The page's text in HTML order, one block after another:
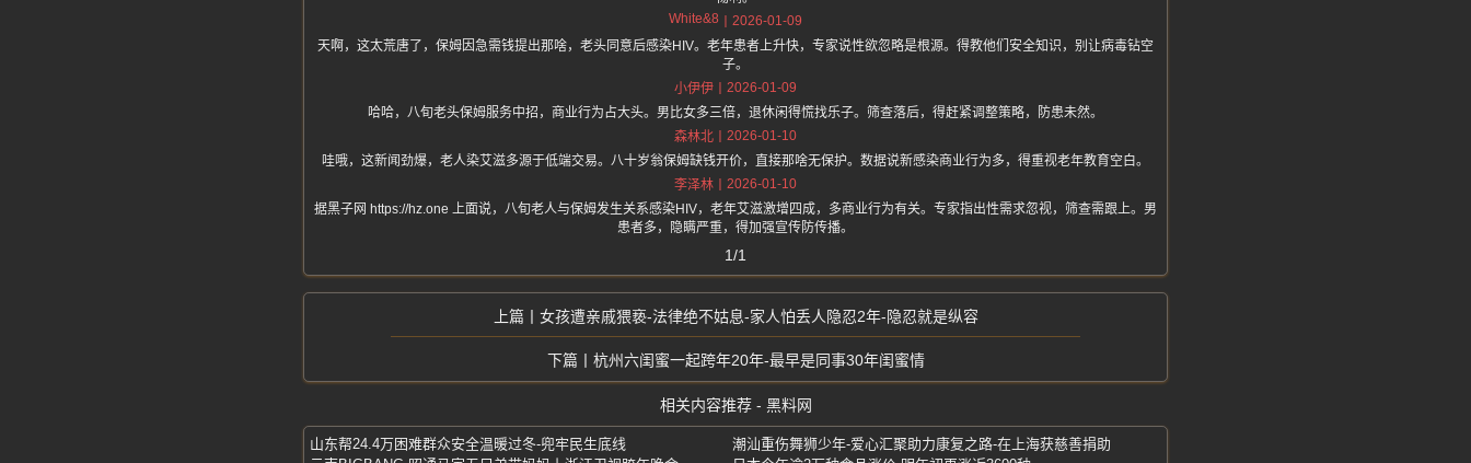
White&8
2026-01-09
天啊，这太荒唐了，保姆因急需钱提出那啥，老头同意后感染HIV。老年患者上升快，专家说性欲忽略是根源。得教他们安全知识，别让病毒钻空
子。
小伊伊
2026-01-09
哈哈，八旬老头保姆服务中招，商业行为占大头。男比女多三倍，退休闲得慌找乐子。筛查落后，得赶紧调整策略，防患未然。
森林北
2026-01-10
哇哦，这新闻劲爆，老人染艾滋多源于低端交易。八十岁翁保姆缺钱开价，直接那啥无保护。数据说新感染商业行为多，得重视老年教育空白。
李泽林
2026-01-10
据黑子网 https://hz.one 上面说，八旬老人与保姆发生关系感染HIV，老年艾滋激增四成，多商业行为有关。专家指出性需求忽视，筛查需跟上。男
患者多，隐瞒严重，得加强宣传防传播。
1/1
女孩遭亲戚猥亵-法律绝不姑息-家人怕丢人隐忍2年-隐忍就是纵容
杭州六闺蜜一起跨年20年-最早是同事30年闺蜜情
相关内容推荐 - 黑料网
山东帮24.4万困难群众安全温暖过冬-兜牢民生底线
潮汕重伤舞狮少年-爱心汇聚助力康复之路-在上海获慈善捐助